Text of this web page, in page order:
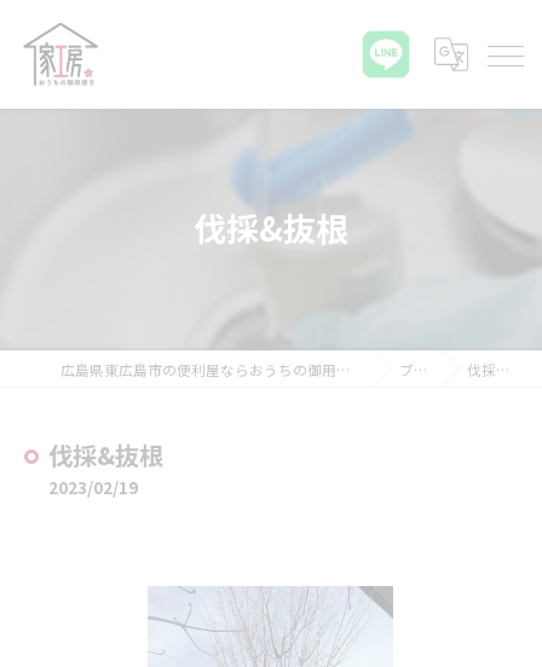
伐採&抜根
広島県東広島市の便利屋ならおうちの御用聞き家工房 八本松店 ブログ 伐採&抜根
伐採&抜根
2023/02/19